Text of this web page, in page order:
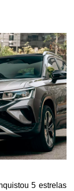
5 estrelas